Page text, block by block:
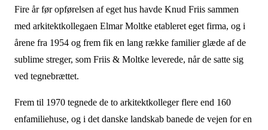
Fire år før opførelsen af eget hus havde Knud Friis sammen
med arkitektkollegaen Elmar Moltke etableret eget firma, og i
årene fra 1954 og frem fik en lang række familier glæde af de
sublime streger, som Friis & Moltke leverede, når de satte sig
ved tegnebrættet.
Frem til 1970 tegnede de to arkitektkolleger flere end 160
enfamiliehuse, og i det danske landskab banede de vejen for en